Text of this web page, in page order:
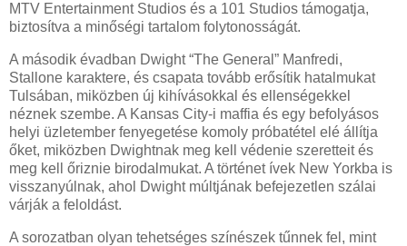
MTV Entertainment Studios és a 101 Studios támogatja,
biztosítva a minőségi tartalom folytonosságát.
A második évadban Dwight “The General” Manfredi,
Stallone karaktere, és csapata tovább erősítik hatalmukat
Tulsában, miközben új kihívásokkal és ellenségekkel
néznek szembe. A Kansas City-i maffia és egy befolyásos
helyi üzletember fenyegetése komoly próbatétel elé állítja
őket, miközben Dwightnak meg kell védenie szeretteit és
meg kell őriznie birodalmukat. A történet ívek New Yorkba is
visszanyúlnak, ahol Dwight múltjának befejezetlen szálai
várják a feloldást.
A sorozatban olyan tehetséges színészek tűnnek fel, mint